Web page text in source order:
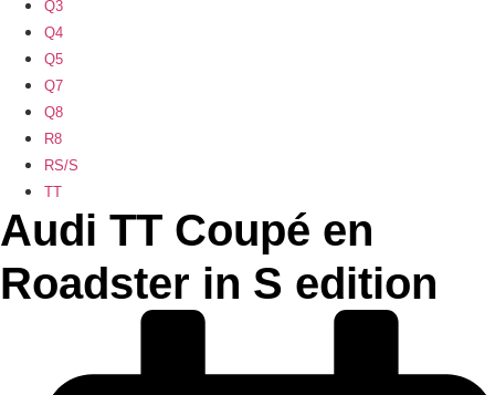
Q3
Q4
Q5
Q7
Q8
R8
RS/S
TT
Audi TT Coupé en
Roadster in S edition